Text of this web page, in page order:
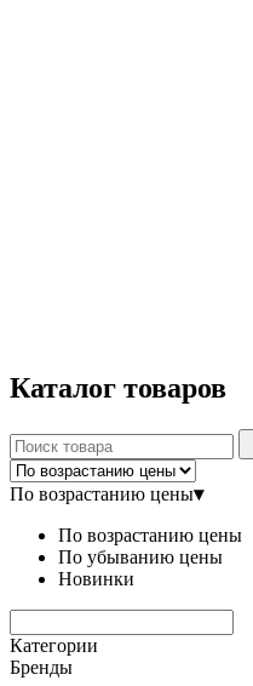
Каталог товаров
По возрастанию цены▾
По возрастанию цены
По убыванию цены
Новинки
Категории
Бренды